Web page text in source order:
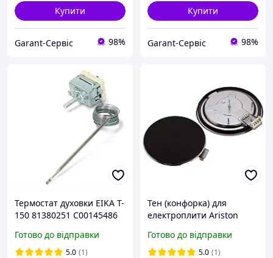
Купити
Garant-Сервіс 98%
Купити
Garant-Сервіс 98%
Термостат духовки EIKA T-
150 81380251 C00145486
Hansa EGO 55.17052.080
Готово до відправки
5.0 (1)
Тен (конфорка) для
електроплити Ariston
C00525822
Готово до відправки
5.0 (1)